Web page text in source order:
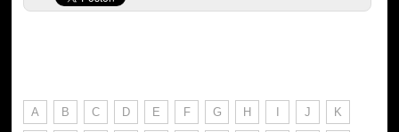
A B C D E F G H I J K